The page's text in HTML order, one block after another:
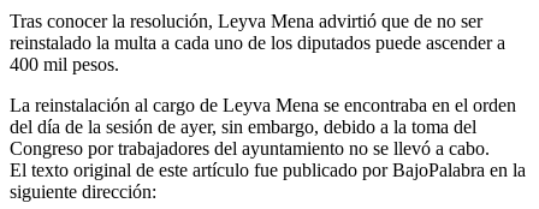
Tras conocer la resolución, Leyva Mena advirtió que de no ser
reinstalado la multa a cada uno de los diputados puede ascender a
400 mil pesos.
La reinstalación al cargo de Leyva Mena se encontraba en el orden
del día de la sesión de ayer, sin embargo, debido a la toma del
Congreso por trabajadores del ayuntamiento no se llevó a cabo.
El texto original de este artículo fue publicado por BajoPalabra en la
siguiente dirección: